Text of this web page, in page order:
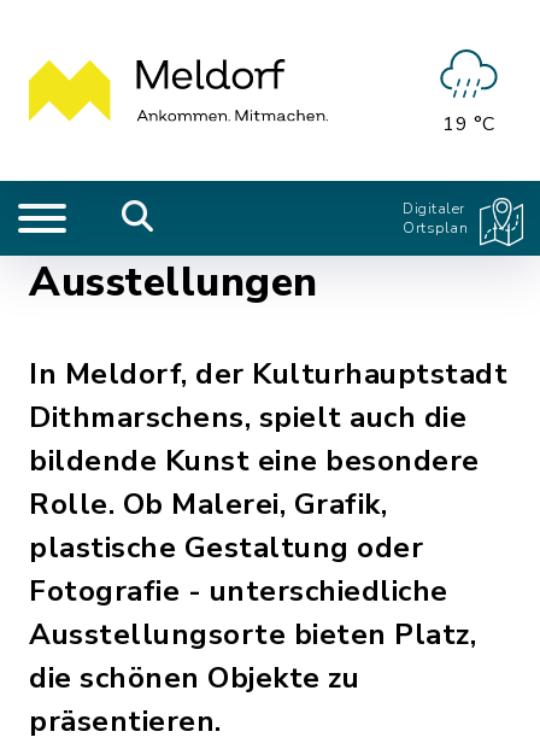
19 °C
Digitaler
Ortsplan
Ausstellungen
In Meldorf, der Kulturhauptstadt
Dithmarschens, spielt auch die
bildende Kunst eine besondere
Rolle. Ob Malerei, Grafik,
plastische Gestaltung oder
Fotografie - unterschiedliche
Ausstellungsorte bieten Platz,
die schönen Objekte zu
präsentieren.